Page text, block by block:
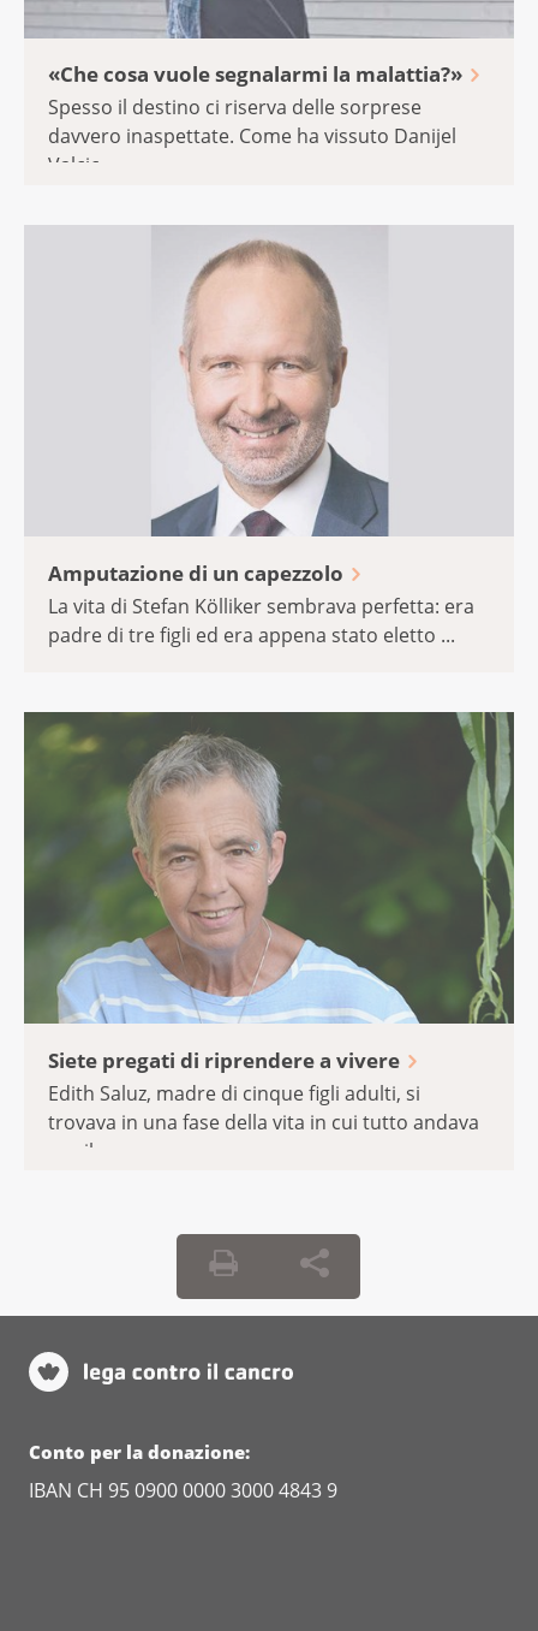
«Che cosa vuole segnalarmi la malattia?»
Spesso il destino ci riserva delle sorprese
davvero inaspettate. Come ha vissuto Danijel
Valcic ...
Amputazione di un capezzolo
La vita di Stefan Kölliker sembrava perfetta: era
padre di tre figli ed era appena stato eletto ...
Siete pregati di riprendere a vivere
Edith Saluz, madre di cinque figli adulti, si
trovava in una fase della vita in cui tutto andava
per il ...
Conto per la donazione:
IBAN CH 95 0900 0000 3000 4843 9